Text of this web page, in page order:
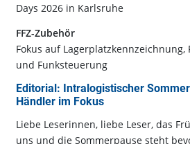
Days 2026 in Karlsruhe
FFZ-Zubehör
Fokus auf
und Funksteuerung
Editorial: Intralogistischer
Händler im Fokus
Liebe Leserinnen, liebe Leser, das
uns und die Sommerpause steht